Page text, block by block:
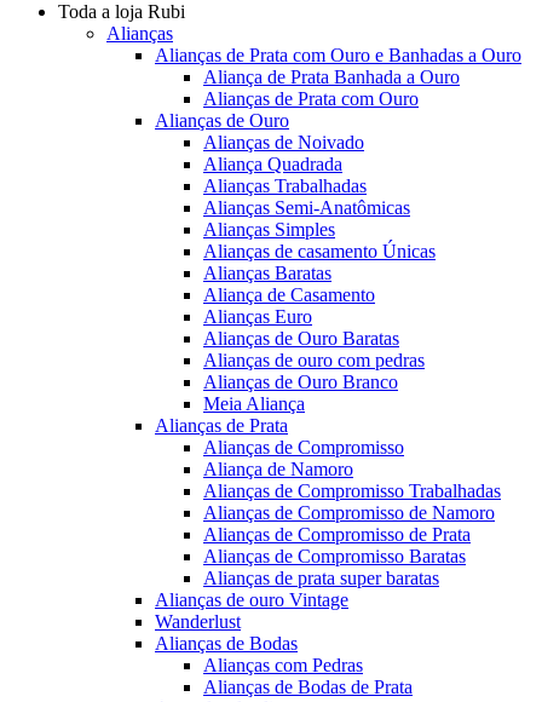
Toda a loja Rubi
Alianças
Alianças de Prata com Ouro e Banhadas a Ouro
Aliança de Prata Banhada a Ouro
Alianças de Prata com Ouro
Alianças de Ouro
Alianças de Noivado
Aliança Quadrada
Alianças Trabalhadas
Alianças Semi-Anatômicas
Alianças Simples
Alianças de casamento Únicas
Alianças Baratas
Aliança de Casamento
Alianças Euro
Alianças de Ouro Baratas
Alianças de ouro com pedras
Alianças de Ouro Branco
Meia Aliança
Alianças de Prata
Alianças de Compromisso
Aliança de Namoro
Alianças de Compromisso Trabalhadas
Alianças de Compromisso de Namoro
Alianças de Compromisso de Prata
Alianças de Compromisso Baratas
Alianças de prata super baratas
Alianças de ouro Vintage
Wanderlust
Alianças de Bodas
Alianças com Pedras
Alianças de Bodas de Prata